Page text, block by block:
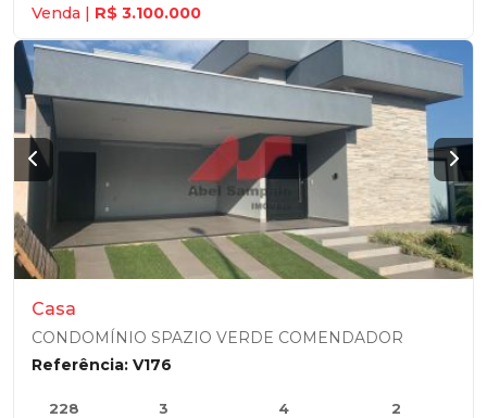
Venda | R$ 3.100.000
Casa
CONDOMÍNIO SPAZIO VERDE COMENDADOR
Referência: V176
228
3
4
2